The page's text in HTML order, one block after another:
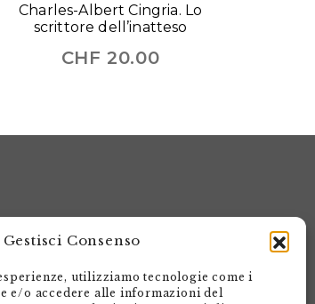
Gestisci Consenso
utilizziamo tecnologie come i
e/o accedere alle informazioni del
Charles-Albert Cingria. Lo
scrittore dell’inatteso
CHF 20.00